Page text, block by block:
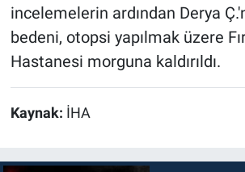
incelemelerin ardından Derya
bedeni, otopsi yapılmak üzere
Hastanesi morguna kaldırıldı.
Kaynak: İHA